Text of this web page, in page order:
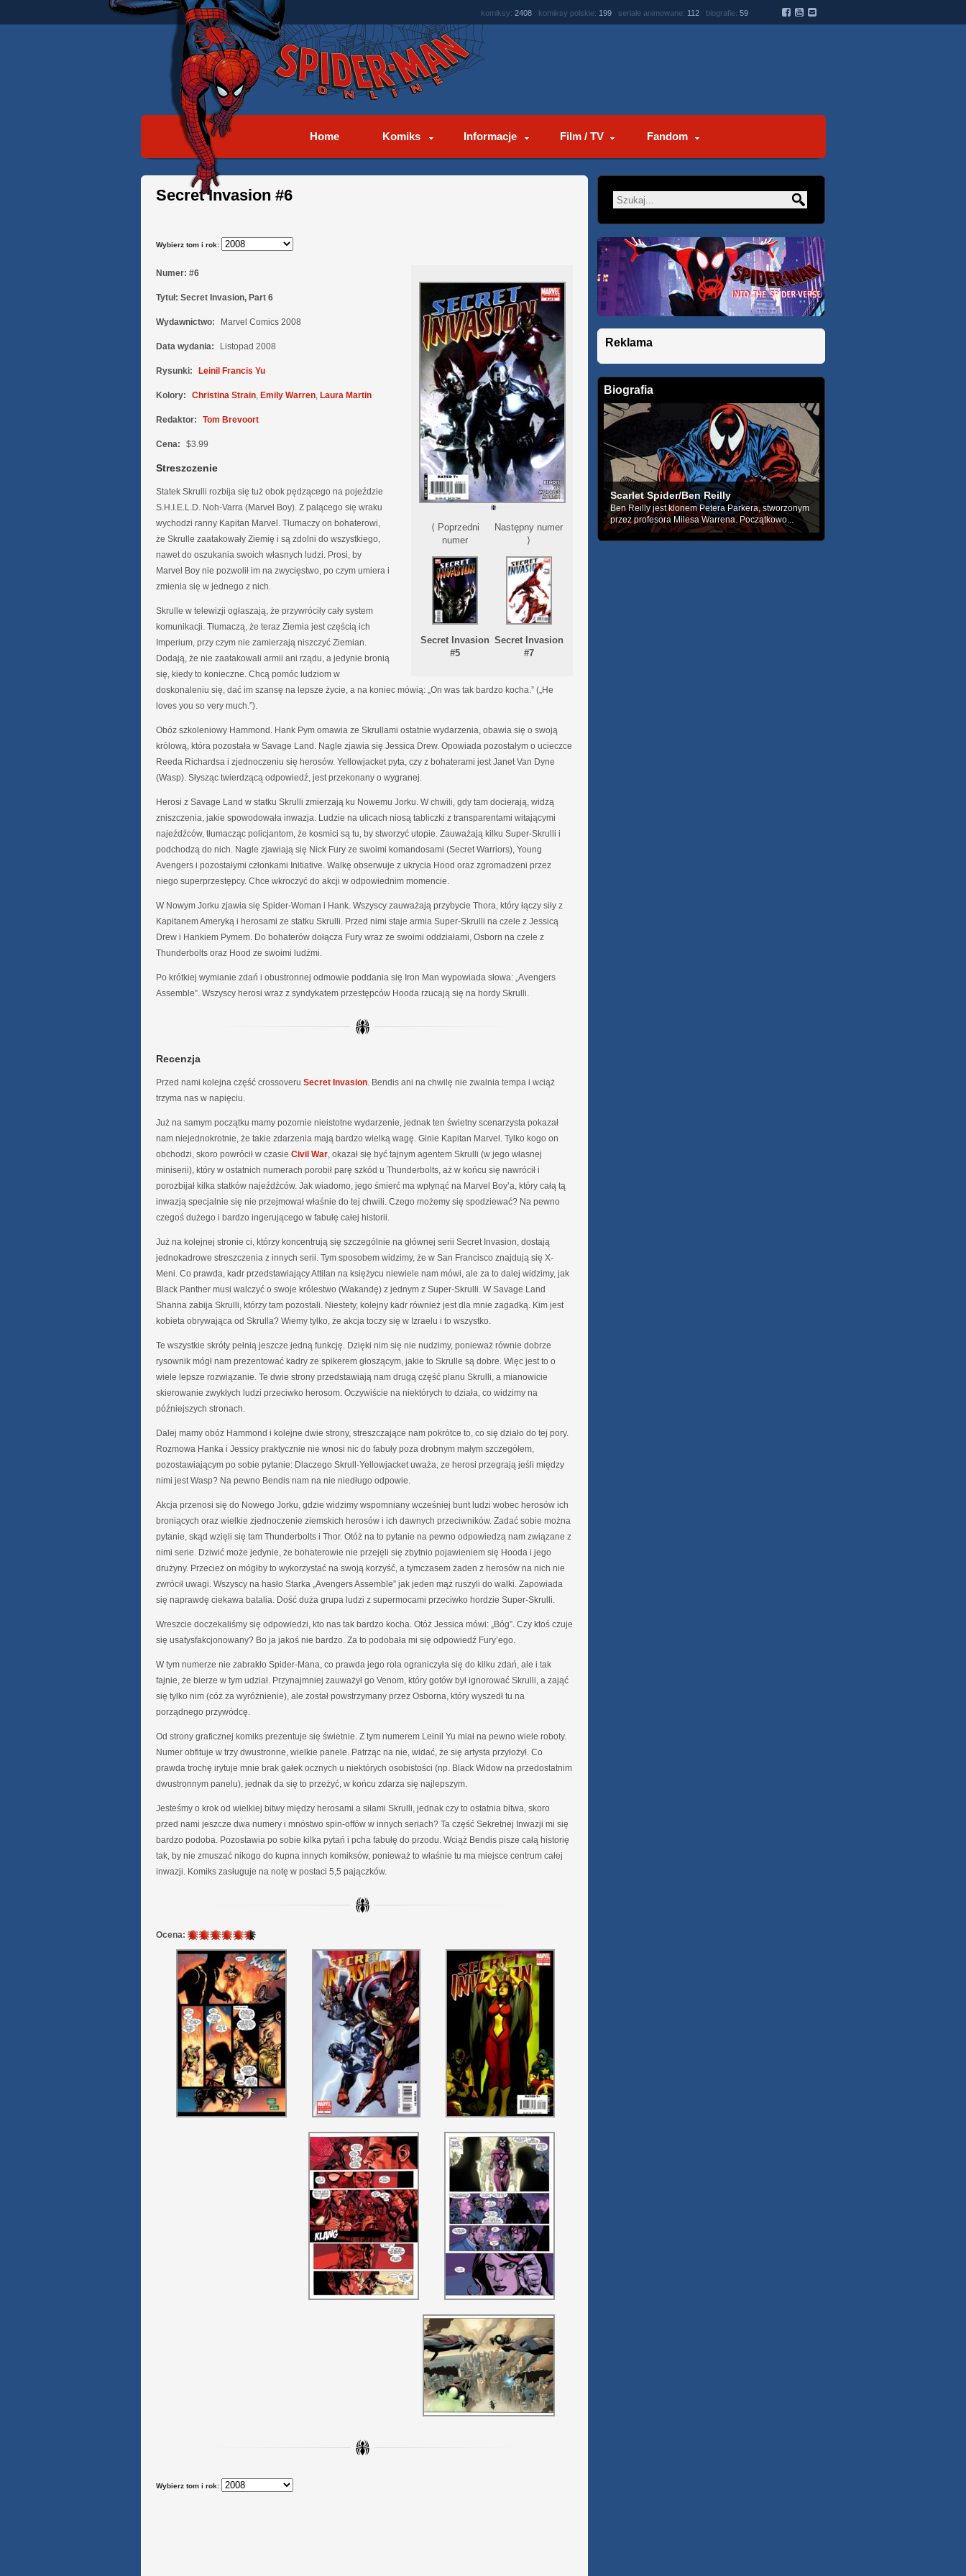
komiksy: 2408 komiksy polskie: 199 seriale animowane: 112 biografie: 59
Home Komiks Informacje Film / TV Fandom
Secret Invasion #6
Wybierz tom i rok:
⟨ Poprzedni
numer
Secret Invasion
#5
Następny numer
⟩
Secret Invasion
#7
Numer: #6
Tytuł: Secret Invasion, Part 6
Wydawnictwo: Marvel Comics 2008
Data wydania: Listopad 2008
Rysunki: Leinil Francis Yu
Kolory: Christina Strain, Emily Warren, Laura Martin
Redaktor: Tom Brevoort
Cena: $3.99
Streszczenie
Statek Skrulli rozbija się tuż obok pędzącego na pojeździe
S.H.I.E.L.D. Noh-Varra (Marvel Boy). Z palącego się wraku
wychodzi ranny Kapitan Marvel. Tłumaczy on bohaterowi,
że Skrulle zaatakowały Ziemię i są zdolni do wszystkiego,
nawet do oszukania swoich własnych ludzi. Prosi, by
Marvel Boy nie pozwolił im na zwycięstwo, po czym umiera i
zmienia się w jednego z nich.
Skrulle w telewizji ogłaszają, że przywróciły cały system
komunikacji. Tłumaczą, że teraz Ziemia jest częścią ich
Imperium, przy czym nie zamierzają niszczyć Ziemian.
Dodają, że nie zaatakowali armii ani rządu, a jedynie bronią
się, kiedy to konieczne. Chcą pomóc ludziom w
doskonaleniu się, dać im szansę na lepsze życie, a na koniec mówią: „On was tak bardzo kocha.” („He
loves you so very much.”).
Obóz szkoleniowy Hammond. Hank Pym omawia ze Skrullami ostatnie wydarzenia, obawia się o swoją
królową, która pozostała w Savage Land. Nagle zjawia się Jessica Drew. Opowiada pozostałym o ucieczce
Reeda Richardsa i zjednoczeniu się herosów. Yellowjacket pyta, czy z bohaterami jest Janet Van Dyne
(Wasp). Słysząc twierdzącą odpowiedź, jest przekonany o wygranej.
Herosi z Savage Land w statku Skrulli zmierzają ku Nowemu Jorku. W chwili, gdy tam docierają, widzą
zniszczenia, jakie spowodowała inwazja. Ludzie na ulicach niosą tabliczki z transparentami witającymi
najeźdźców, tłumacząc policjantom, że kosmici są tu, by stworzyć utopie. Zauważają kilku Super-Skrulli i
podchodzą do nich. Nagle zjawiają się Nick Fury ze swoimi komandosami (Secret Warriors), Young
Avengers i pozostałymi członkami Initiative. Walkę obserwuje z ukrycia Hood oraz zgromadzeni przez
niego superprzestępcy. Chce wkroczyć do akcji w odpowiednim momencie.
W Nowym Jorku zjawia się Spider-Woman i Hank. Wszyscy zauważają przybycie Thora, który łączy siły z
Kapitanem Ameryką i herosami ze statku Skrulli. Przed nimi staje armia Super-Skrulli na czele z Jessicą
Drew i Hankiem Pymem. Do bohaterów dołącza Fury wraz ze swoimi oddziałami, Osborn na czele z
Thunderbolts oraz Hood ze swoimi ludźmi.
Po krótkiej wymianie zdań i obustronnej odmowie poddania się Iron Man wypowiada słowa: „Avengers
Assemble”. Wszyscy herosi wraz z syndykatem przestępców Hooda rzucają się na hordy Skrulli.
Recenzja
Przed nami kolejna część crossoveru Secret Invasion. Bendis ani na chwilę nie zwalnia tempa i wciąż
trzyma nas w napięciu.
Już na samym początku mamy pozornie nieistotne wydarzenie, jednak ten świetny scenarzysta pokazał
nam niejednokrotnie, że takie zdarzenia mają bardzo wielką wagę. Ginie Kapitan Marvel. Tylko kogo on
obchodzi, skoro powrócił w czasie Civil War, okazał się być tajnym agentem Skrulli (w jego własnej
miniserii), który w ostatnich numerach porobił parę szkód u Thunderbolts, aż w końcu się nawrócił i
porozbijał kilka statków najeźdźców. Jak wiadomo, jego śmierć ma wpłynąć na Marvel Boy’a, który całą tą
inwazją specjalnie się nie przejmował właśnie do tej chwili. Czego możemy się spodziewać? Na pewno
czegoś dużego i bardzo ingerującego w fabułę całej historii.
Już na kolejnej stronie ci, którzy koncentrują się szczególnie na głównej serii Secret Invasion, dostają
jednokadrowe streszczenia z innych serii. Tym sposobem widzimy, że w San Francisco znajdują się X-
Meni. Co prawda, kadr przedstawiający Attilan na księżycu niewiele nam mówi, ale za to dalej widzimy, jak
Black Panther musi walczyć o swoje królestwo (Wakandę) z jednym z Super-Skrulli. W Savage Land
Shanna zabija Skrulli, którzy tam pozostali. Niestety, kolejny kadr również jest dla mnie zagadką. Kim jest
kobieta obrywająca od Skrulla? Wiemy tylko, że akcja toczy się w Izraelu i to wszystko.
Te wszystkie skróty pełnią jeszcze jedną funkcję. Dzięki nim się nie nudzimy, ponieważ równie dobrze
rysownik mógł nam prezentować kadry ze spikerem głoszącym, jakie to Skrulle są dobre. Więc jest to o
wiele lepsze rozwiązanie. Te dwie strony przedstawiają nam drugą część planu Skrulli, a mianowicie
skierowanie zwykłych ludzi przeciwko herosom. Oczywiście na niektórych to działa, co widzimy na
późniejszych stronach.
Dalej mamy obóz Hammond i kolejne dwie strony, streszczające nam pokrótce to, co się działo do tej pory.
Rozmowa Hanka i Jessicy praktycznie nie wnosi nic do fabuły poza drobnym małym szczegółem,
pozostawiającym po sobie pytanie: Dlaczego Skrull-Yellowjacket uważa, ze herosi przegrają jeśli między
nimi jest Wasp? Na pewno Bendis nam na nie niedługo odpowie.
Akcja przenosi się do Nowego Jorku, gdzie widzimy wspomniany wcześniej bunt ludzi wobec herosów ich
broniących oraz wielkie zjednoczenie ziemskich herosów i ich dawnych przeciwników. Zadać sobie można
pytanie, skąd wzięli się tam Thunderbolts i Thor. Otóż na to pytanie na pewno odpowiedzą nam związane z
nimi serie. Dziwić może jedynie, że bohaterowie nie przejęli się zbytnio pojawieniem się Hooda i jego
drużyny. Przecież on mógłby to wykorzystać na swoją korzyść, a tymczasem żaden z herosów na nich nie
zwrócił uwagi. Wszyscy na hasło Starka „Avengers Assemble” jak jeden mąż ruszyli do walki. Zapowiada
się naprawdę ciekawa batalia. Dość duża grupa ludzi z supermocami przeciwko hordzie Super-Skrulli.
Wreszcie doczekaliśmy się odpowiedzi, kto nas tak bardzo kocha. Otóż Jessica mówi: „Bóg”. Czy ktoś czuje
się usatysfakcjonowany? Bo ja jakoś nie bardzo. Za to podobała mi się odpowiedź Fury’ego.
W tym numerze nie zabrakło Spider-Mana, co prawda jego rola ograniczyła się do kilku zdań, ale i tak
fajnie, że bierze w tym udział. Przynajmniej zauważył go Venom, który gotów był ignorować Skrulli, a zająć
się tylko nim (cóż za wyróżnienie), ale został powstrzymany przez Osborna, który wyszedł tu na
porządnego przywódcę.
Od strony graficznej komiks prezentuje się świetnie. Z tym numerem Leinil Yu miał na pewno wiele roboty.
Numer obfituje w trzy dwustronne, wielkie panele. Patrząc na nie, widać, że się artysta przyłożył. Co
prawda trochę irytuje mnie brak gałek ocznych u niektórych osobistości (np. Black Widow na przedostatnim
dwustronnym panelu), jednak da się to przeżyć, w końcu zdarza się najlepszym.
Jesteśmy o krok od wielkiej bitwy między herosami a siłami Skrulli, jednak czy to ostatnia bitwa, skoro
przed nami jeszcze dwa numery i mnóstwo spin-offów w innych seriach? Ta część Sekretnej Inwazji mi się
bardzo podoba. Pozostawia po sobie kilka pytań i pcha fabułę do przodu. Wciąż Bendis pisze całą historię
tak, by nie zmuszać nikogo do kupna innych komiksów, ponieważ to właśnie tu ma miejsce centrum całej
inwazji. Komiks zasługuje na notę w postaci 5,5 pajączków.
Ocena: 5.5
6
Wybierz tom i rok:
Reklama
Biografia
Scarlet Spider/Ben Reilly
Ben Reilly jest klonem Petera Parkera, stworzonym
przez profesora Milesa Warrena. Początkowo...